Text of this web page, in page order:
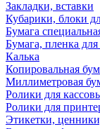
Закладки, вставки
Кубарики, блоки
Бумага
Бумага, пленка для
Калька
Копировальная
Миллиметровая
Ролики для
Ролики для
Этикетки,